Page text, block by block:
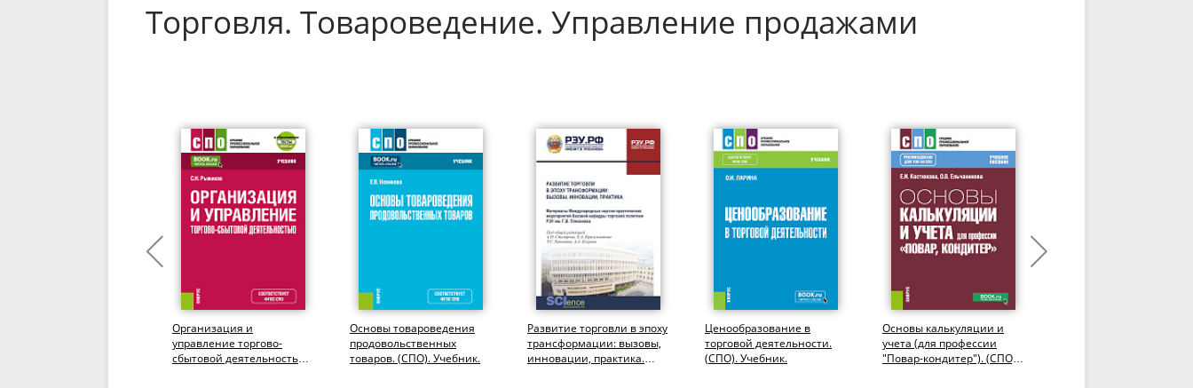
Торговля. Товароведение. Управление продажами
Организация и
управление торгово-
сбытовой деятельностью
Основы товароведения
продовольственных
товаров. (СПО). Учебник.
Развитие торговли в эпоху
трансформации: вызовы,
инновации, практика.
Ценообразование в
торговой деятельности.
(СПО). Учебник.
Основы калькуляции и
учета (для профессии
"Повар-кондитер"). (СПО).